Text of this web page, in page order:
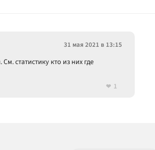
31 мая 2021 в 13:15
статистику кто из них где
1